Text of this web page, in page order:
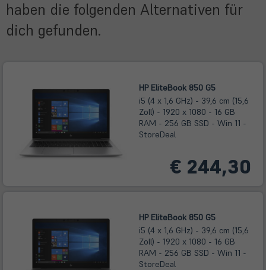
haben die folgenden Alternativen für
dich gefunden.
HP EliteBook 850 G5
i5 (4 x 1,6 GHz) - 39,6 cm (15,6
Zoll) - 1920 x 1080 - 16 GB
RAM - 256 GB SSD - Win 11 -
StoreDeal
€ 244,30
HP EliteBook 850 G5
i5 (4 x 1,6 GHz) - 39,6 cm (15,6
Zoll) - 1920 x 1080 - 16 GB
RAM - 256 GB SSD - Win 11 -
StoreDeal